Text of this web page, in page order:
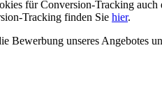
für Conversion-Tracking
Tracking finden Sie hier.
Bewerbung unseres